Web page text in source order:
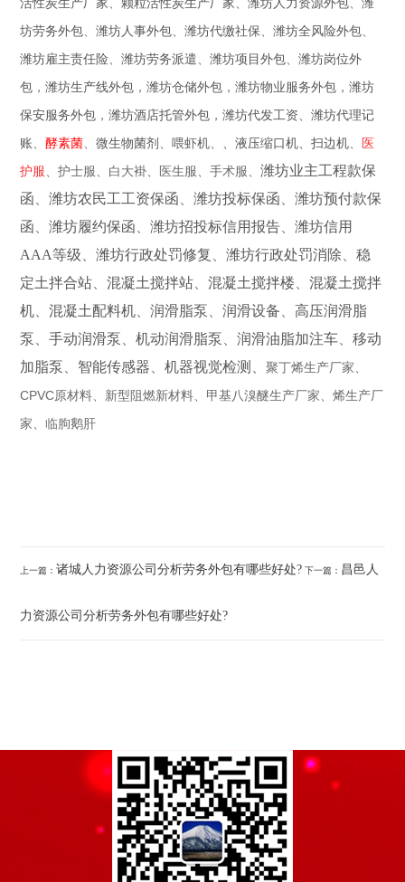
活性炭生产厂家、颗粒活性炭生产厂家、潍坊人力资源外包、潍
坊劳务外包、潍坊人事外包、潍坊代缴社保、潍坊全风险外包、
潍坊雇主责任险、潍坊劳务派遣、潍坊项目外包、潍坊岗位外
包 ，潍坊生产线外包 ，潍坊仓储外包 ，潍坊物业服务外包 ，潍坊
保安服务外包 ，潍坊酒店托管外包 ，潍坊代发工资、潍坊代理记
账、酵素菌、微生物菌剂 、喂虾机、 、液压缩口机、扫边机、 医
护服、护士服、白大褂、医生服、手术服、潍坊业主工程款保
函 、潍坊农民工工资保函 、潍坊投标保函 、潍坊预付款保
函 、潍坊履约保函 、潍坊招投标信用报告 、潍坊信用
AAA等级 、潍坊行政处罚修复 、潍坊行政处罚消除 、稳
定土拌合站 、混凝土搅拌站 、混凝土搅拌楼 、混凝土搅拌
机 、混凝土配料机 、润滑脂泵 、润滑设备 、高压润滑脂
泵 、手动润滑泵 、机动润滑脂泵 、润滑油脂加注车 、移动
加脂泵
智能传感器 、机器视觉检测 、聚丁烯生产厂家、
CPVC原材料、新型阻燃新材料、甲基八溴醚生产厂家、烯生产厂
家、临朐鹅肝
上一篇：诸城人力资源公司分析劳务外包有哪些好处? 下一篇： 昌邑人
力资源公司分析劳务外包有哪些好处?